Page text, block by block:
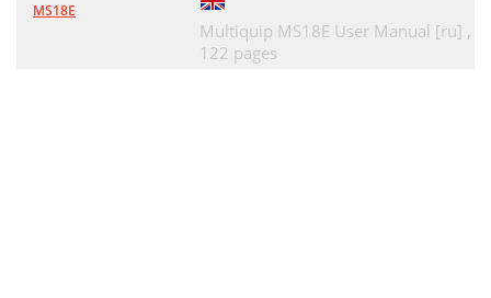
MS18E
Multiquip MS18E User Manual [ru] ,
122 pages